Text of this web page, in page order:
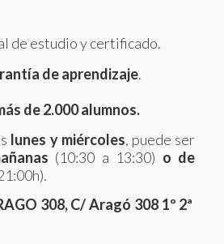
de estudio y certificado.
de aprendizaje.
de 2.000 alumnos.
lunes y miércoles, puede ser
(10:30 a 13:30) o de
308, C/ Aragó 308 1º 2ª